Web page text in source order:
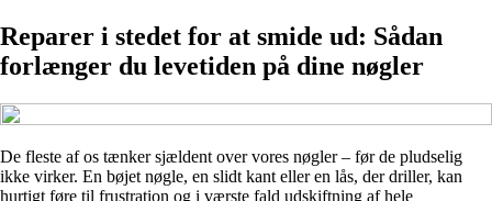
Reparer i stedet for at smide ud: Sådan
forlænger du levetiden på dine nøgler
De fleste af os tænker sjældent over vores nøgler – før de pludselig
ikke virker. En bøjet nøgle, en slidt kant eller en lås, der driller, kan
hurtigt føre til frustration og i værste fald udskiftning af hele